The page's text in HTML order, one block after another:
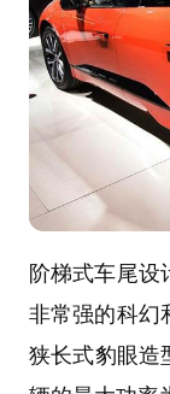
阶梯式车尾设
非常强的科幻
狭长式豹眼造